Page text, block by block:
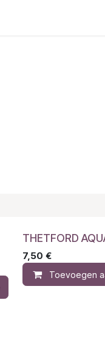
THETFORD
7,50 €
Toevoegen